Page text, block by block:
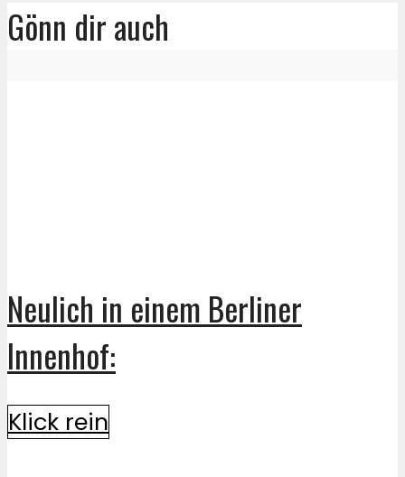
Gönn dir auch
Neulich in einem Berliner
Innenhof:
Klick rein